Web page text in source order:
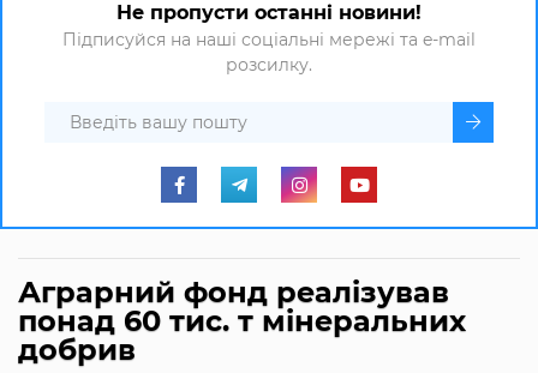
Не пропусти останні новини!
Підписуйся на наші соціальні мережі та e-mail
розсилку.
Аграрний фонд реалізував
понад 60 тис. т мінеральних
добрив